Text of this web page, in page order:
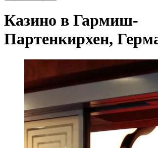
Казино в Гармиш-
Партенкирхен,